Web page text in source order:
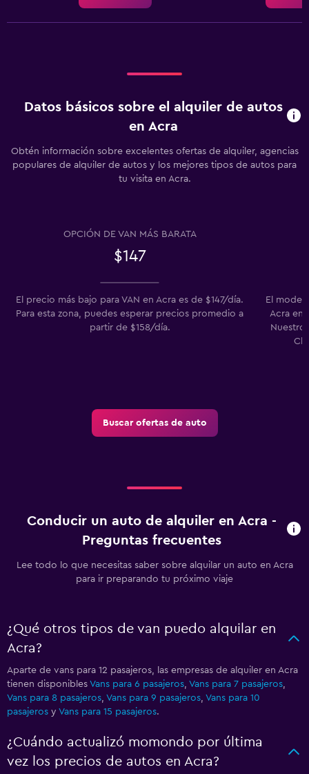
Datos básicos sobre el alquiler de autos
en Acra
Obtén información sobre excelentes ofertas de alquiler, agencias
populares de alquiler de autos y los mejores tipos de autos para
tu visita en Acra.
OPCIÓN DE VAN MÁS BARATA
$147
El precio más bajo para VAN en Acra es de $147/día.
Para esta zona, puedes esperar precios promedio a
partir de $158/día.
El
Acra en
Buscar ofertas de auto
Conducir un auto de alquiler en Acra -
Preguntas frecuentes
Lee todo lo que necesitas saber sobre alquilar un auto en Acra
para ir preparando tu próximo viaje
¿Qué otros tipos de van puedo alquilar en
Acra?
Aparte de vans para 12 pasajeros, las empresas de alquiler en Acra
tienen disponibles Vans para 6 pasajeros Vans para 7 pasajeros
Vans para 8 pasajeros Vans para 9 pasajeros Vans para 10
pasajeros y Vans para 15 pasajeros.
¿Cuándo actualizó momondo por última
vez los precios de autos en Acra?